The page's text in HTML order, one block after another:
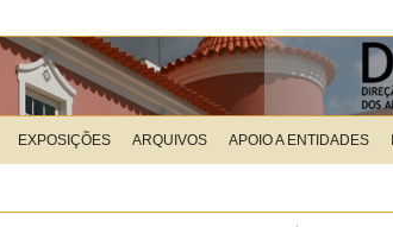
EXPOSIÇÕES ARQUIVOS APOIO A ENTIDADES